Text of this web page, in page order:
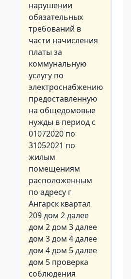
нарушении
обязательных
требований в
части начисления
платы за
коммунальную
услугу по
электроснабжению
предоставленную
на общедомовые
нужды в период с
01072020 по
31052021 по
жилым
помещениям
расположенным
по адресу г
Ангарск квартал
209 дом 2 далее
дом 2 дом 3 далее
дом 3 дом 4 далее
дом 4 дом 5 далее
дом 5 проверка
соблюдения